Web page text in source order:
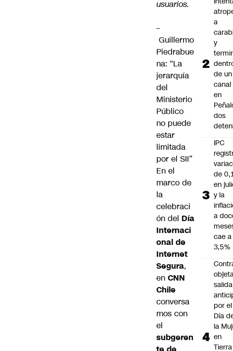
usuarios.
–
Guillermo
Piedrabue
na: “La
jerarquía
del
Ministerio
Público
no puede
estar
limitada
por el SII”
En el
marco de
la
celebraci
ón del Día
Internaci
onal de
Internet
Segura,
en CNN
Chile
conversa
mos con
el
subgeren
a
y
de un
canal
en
dos
IPC
de
en
y la
a
cae a
3,5%
salida
por el
Día
la
en
Tierra